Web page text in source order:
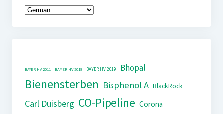
BAYER HV 2011 BAYER HV 2018 BAYER HV 2019 Bhopal
Bienensterben Bisphenol A BlackRock
Carl Duisberg CO-Pipeline Corona